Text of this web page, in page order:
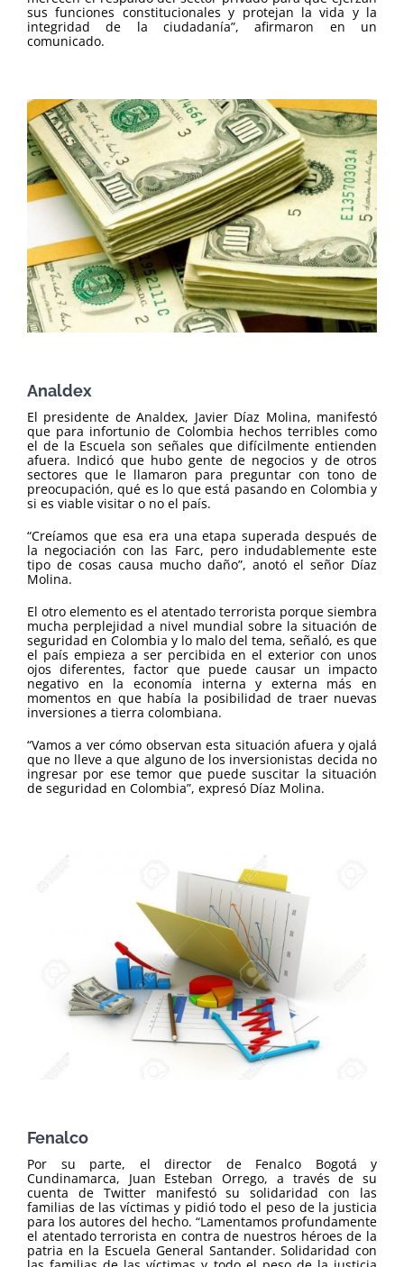
sus funciones constitucionales y protejan la vida y la
integridad de la ciudadanía”, afirmaron en un
comunicado.
Analdex
El presidente de Analdex, Javier Díaz Molina, manifestó
que para infortunio de Colombia hechos terribles como
el de la Escuela son señales que difícilmente entienden
afuera. Indicó que hubo gente de negocios y de otros
sectores que le llamaron para preguntar con tono de
preocupación, qué es lo que está pasando en Colombia y
si es viable visitar o no el país.
“Creíamos que esa era una etapa superada después de
la negociación con las Farc, pero indudablemente este
tipo de cosas causa mucho daño”, anotó el señor Díaz
Molina.
El otro elemento es el atentado terrorista porque siembra
mucha perplejidad a nivel mundial sobre la situación de
seguridad en Colombia y lo malo del tema, señaló, es que
el país empieza a ser percibida en el exterior con unos
ojos diferentes, factor que puede causar un impacto
negativo en la economía interna y externa más en
momentos en que había la posibilidad de traer nuevas
inversiones a tierra colombiana.
“Vamos a ver cómo observan esta situación afuera y ojalá
que no lleve a que alguno de los inversionistas decida no
ingresar por ese temor que puede suscitar la situación
de seguridad en Colombia”, expresó Díaz Molina.
Fenalco
Por su parte, el director de Fenalco Bogotá y
Cundinamarca, Juan Esteban Orrego, a través de su
cuenta de Twitter manifestó su solidaridad con las
familias de las víctimas y pidió todo el peso de la justicia
para los autores del hecho. “Lamentamos profundamente
el atentado terrorista en contra de nuestros héroes de la
patria en la Escuela General Santander. Solidaridad con